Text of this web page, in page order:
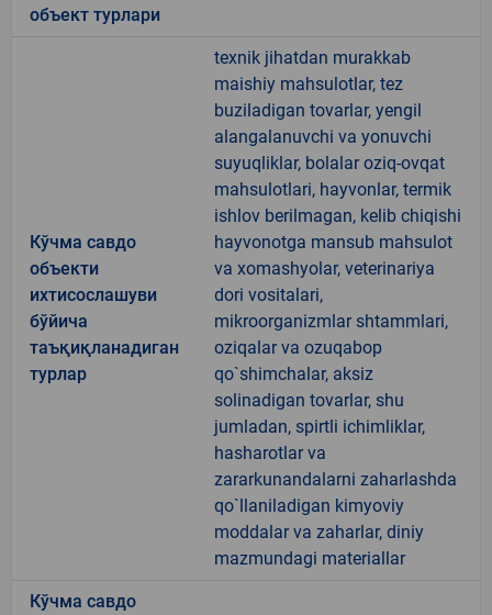
объект турлари
Кўчма савдо
объекти
ихтисослашуви
бўйича
таъқиқланадиган
турлар
texnik jihatdan murakkab
maishiy mahsulotlar, tez
buziladigan tovarlar, yengil
alangalanuvchi va yonuvchi
suyuqliklar, bolalar oziq-ovqat
mahsulotlari, hayvonlar, termik
ishlov berilmagan, kelib chiqishi
hayvonotga mansub mahsulot
va xomashyolar, veterinariya
dori vositalari,
mikroorganizmlar shtammlari,
oziqalar va ozuqabop
qo`shimchalar, aksiz
solinadigan tovarlar, shu
jumladan, spirtli ichimliklar,
hasharotlar va
zararkunandalarni zaharlashda
qo`llaniladigan kimyoviy
moddalar va zaharlar, diniy
mazmundagi materiallar
Кўчма савдо